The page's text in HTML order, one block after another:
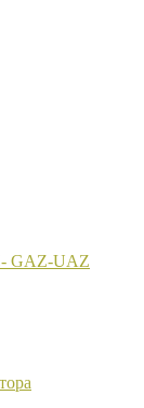
GAZ-UAZ